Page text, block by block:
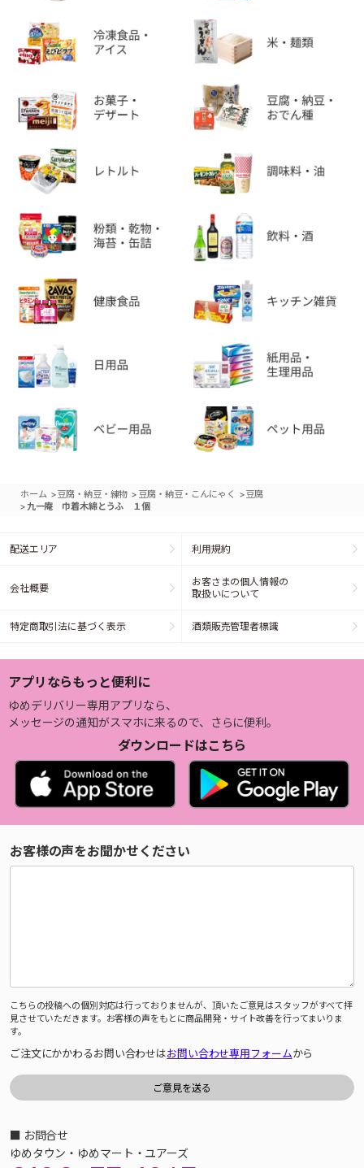
ホーム >豆腐・納豆・練物 > 豆腐・納豆・こんにゃく >豆腐
>九一庵 巾着木綿とうふ １個
配送エリア 利用規約
会社概要
お客さまの個人情報の
取扱いについて
特定商取引法に基づく表示 酒類販売管理者標識
アプリならもっと便利に
ゆめデリバリー専用アプリなら、
メッセージの通知がスマホに来るので、さらに便利。
ダウンロードはこちら
お客様の声をお聞かせください
こちらの投稿への個別対応は行っておりませんが、頂いたご意見はスタッフがすべて拝
見させていただきます。お客様の声をもとに商品開発・サイト改善を行ってまいりま
す。
ご注文にかかわるお問い合わせはお問い合わせ専用フォームから
■ お問合せ
ゆめタウン・ゆめマート・ユアーズ